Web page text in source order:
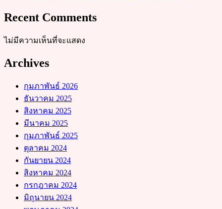
Recent Comments
ไม่มีความเห็นที่จะแสดง
Archives
กุมภาพันธ์ 2026
ธันวาคม 2025
สิงหาคม 2025
มีนาคม 2025
กุมภาพันธ์ 2025
ตุลาคม 2024
กันยายน 2024
สิงหาคม 2024
กรกฎาคม 2024
มิถุนายน 2024